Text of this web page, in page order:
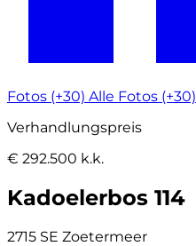
Fotos (+30) Alle Fotos (+30)
Verhandlungspreis
€ 292.500 k.k.
Kadoelerbos 114
2715 SE Zoetermeer